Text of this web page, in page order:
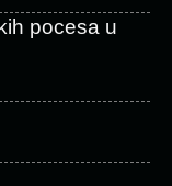
pocesa u